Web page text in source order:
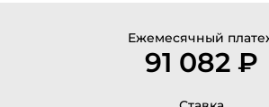
Ежемесячный
91 082 ₽